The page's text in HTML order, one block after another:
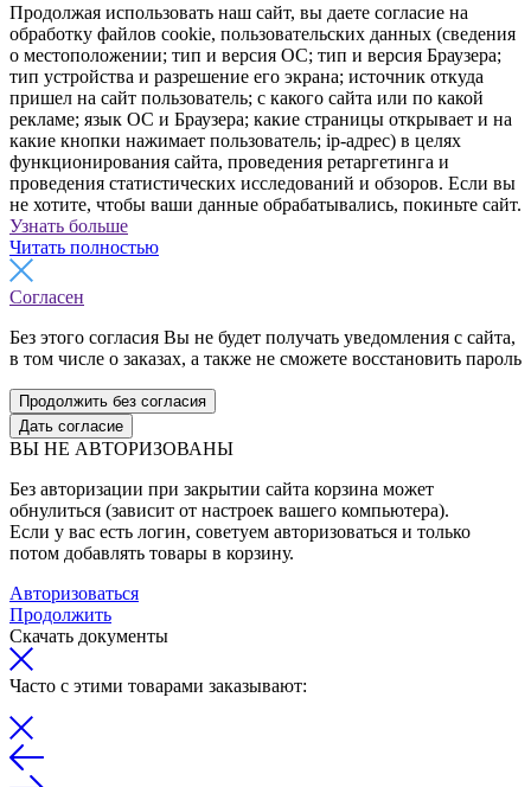
Продолжая использовать наш сайт, вы даете согласие на
обработку файлов cookie, пользовательских данных (сведения
о местоположении; тип и версия ОС; тип и версия Браузера;
тип устройства и разрешение его экрана; источник откуда
пришел на сайт пользователь; с какого сайта или по какой
рекламе; язык ОС и Браузера; какие страницы открывает и на
какие кнопки нажимает пользователь; ip-адрес) в целях
функционирования сайта, проведения ретаргетинга и
проведения статистических исследований и обзоров. Если вы
не хотите, чтобы ваши данные обрабатывались, покиньте сайт.
Узнать больше
Читать полностью
Согласен
Без этого согласия Вы не будет получать уведомления с сайта,
в том числе о заказах, а также не сможете восстановить пароль
Продолжить без согласия
Дать согласие
ВЫ НЕ АВТОРИЗОВАНЫ
Без авторизации при закрытии сайта корзина может
обнулиться (зависит от настроек вашего компьютера).
Если у вас есть логин, советуем авторизоваться и только
потом добавлять товары в корзину.
Авторизоваться
Продолжить
Скачать документы
Часто с этими товарами заказывают: